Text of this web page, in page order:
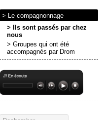
> Le compagnonnage
> Ils sont passés par chez
nous
> Groupes qui ont été
accompagnés par Drom